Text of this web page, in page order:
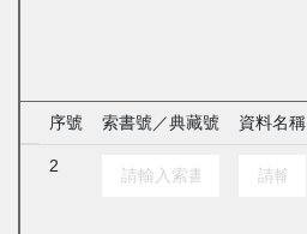
序號 索書號／典藏號 資料名稱
2